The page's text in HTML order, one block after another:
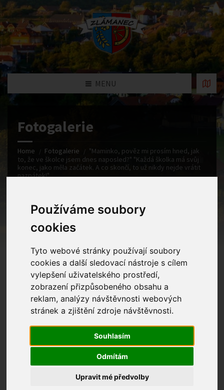
Používáme soubory
cookies
Tyto webové stránky používají soubory
cookies a další sledovací nástroje s cílem
vylepšení uživatelského prostředí,
zobrazení přizpůsobeného obsahu a
reklam, analýzy návštěvnosti webových
stránek a zjištění zdroje návštěvnosti.
Souhlasím
Odmítám
Upravit mé předvolby
MENU
Fotogalerie
Home Fotogalerie
"Maminko, pověz mi prosím hned, jak
to, že ve školce jsem dnes naposled?" "Každá školka má svůj
konec, jako měla začátek. A co skončí, to už nikdy nejde vrátit
nazpátek!"